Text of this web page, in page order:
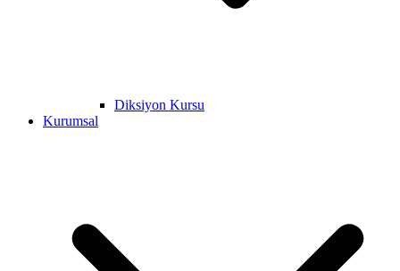
Diksiyon Kursu
Kurumsal